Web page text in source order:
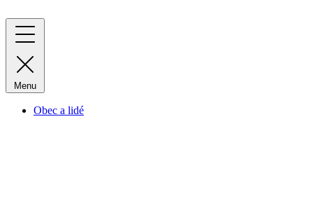
Menu
Obec a lidé